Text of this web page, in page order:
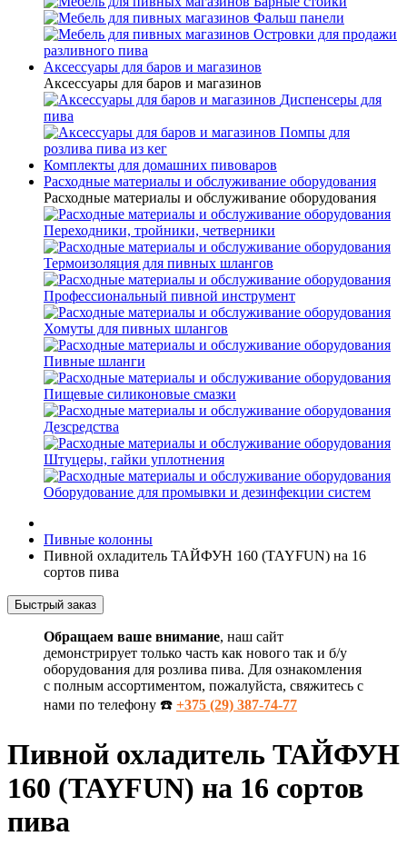
Фальш панели
Островки для продажи
разливного пива
Аксессуары для баров и магазинов
Аксессуары для баров и магазинов
Диспенсеры для
пива
Помпы для
розлива пива из кег
Комплекты для домашних пивоваров
Расходные материалы и обслуживание оборудования
Расходные материалы и обслуживание оборудования
Переходники, тройники, четверники
Термоизоляция для пивных шлангов
Профессиональный пивной инструмент
Хомуты для пивных шлангов
Пивные шланги
Пищевые силиконовые смазки
Дезсредства
Штуцеры, гайки уплотнения
Оборудование для промывки и дезинфекции систем
Пивные колонны
Пивной охладитель ТАЙФУН 160 (TAYFUN) на 16
сортов пива
Быстрый заказ
Обращаем ваше внимание, наш сайт
демонстрирует только часть как нового так и б/у
оборудования для розлива пива. Для ознакомления
с полным ассортиментом, пожалуйста, свяжитесь с
нами по телефону ☎️ +375 (29) 387-74-77
Пивной охладитель ТАЙФУН
160 (TAYFUN) на 16 сортов
пива